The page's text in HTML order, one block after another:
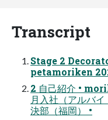
Transcript
Stage 2
petamoriken
2 自己紹介 •
月入社（アルバ
決部（福岡） •